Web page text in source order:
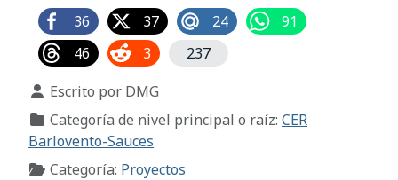
36 37 24
91
46
3
237
Detalles
Escrito por DMG
Categoría de nivel principal o raíz: CER
Barlovento-Sauces
Categoría: Proyectos